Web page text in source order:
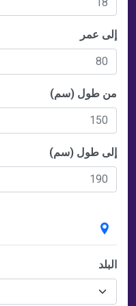
إلى عمر
من طول (سم)
إلى طول (سم)
البلد